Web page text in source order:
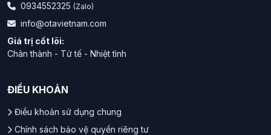
0934552325 (Zalo)
info@otavietnam.com
Giá trị cốt lõi:
Chân thành - Tử tế - Nhiệt tình
ĐIỀU KHOẢN
Điều khoản sử dụng chung
Chính sách bảo vệ quyền riêng tư